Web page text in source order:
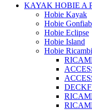
KAYAK HOBIE A
Hobie Kayak
Hobie
Hobie Eclipse
Hobie Island
Hobie